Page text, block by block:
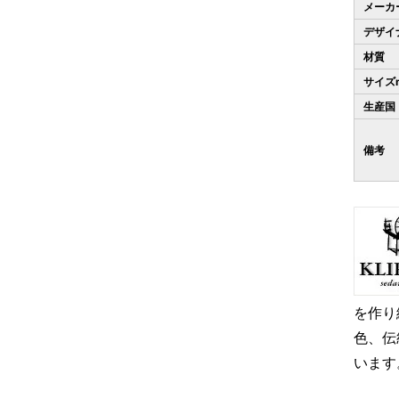
メーカ
デザイ
材質
サイズ
生産国
備考
を作
色、
いま